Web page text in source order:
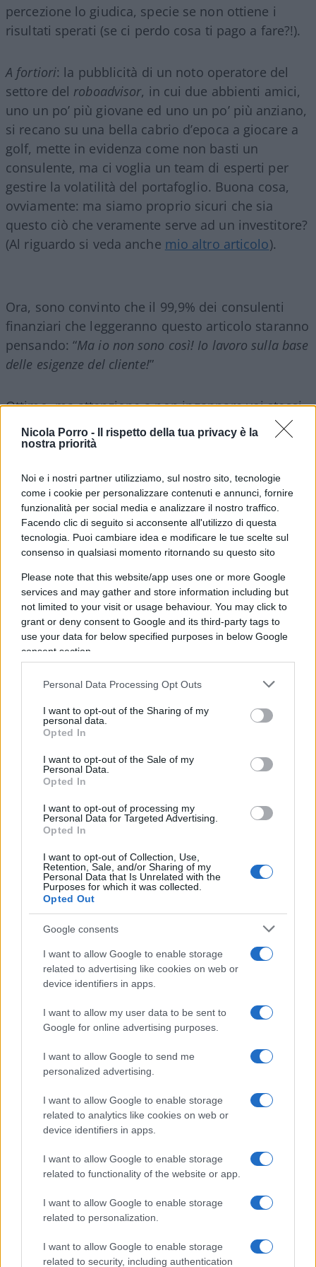
Nicola Porro -
Il rispetto della tua privacy è la
nostra priorità
Noi e i nostri partner utilizziamo, sul nostro sito, tecnologie
come i cookie per personalizzare contenuti e annunci, fornire
funzionalità per social media e analizzare il nostro traffico.
Facendo clic di seguito si acconsente all'utilizzo di questa
tecnologia. Puoi cambiare idea e modificare le tue scelte sul
consenso in qualsiasi momento ritornando su questo sito
Please note that this website/app uses one or more Google
services and may gather and store information including but
not limited to your visit or usage behaviour. You may click to
grant or deny consent to Google and its third-party tags to
use your data for below specified purposes in below Google
consent section.
Personal Data Processing Opt Outs
I want to opt-out of the Sharing of my
personal data.
Opted In
I want to opt-out of the Sale of my
Personal Data.
Opted In
I want to opt-out of processing my
Personal Data for Targeted Advertising.
Opted In
I want to opt-out of Collection, Use,
Retention, Sale, and/or Sharing of my
Personal Data that Is Unrelated with the
Purposes for which it was collected.
Opted Out
Google consents
I want to allow Google to enable storage
related to advertising like cookies on web or
device identifiers in apps.
I want to allow my user data to be sent to
Google for online advertising purposes.
I want to allow Google to send me
personalized advertising.
I want to allow Google to enable storage
related to analytics like cookies on web or
device identifiers in apps.
I want to allow Google to enable storage
related to functionality of the website or app.
I want to allow Google to enable storage
related to personalization.
I want to allow Google to enable storage
related to security, including authentication
percezione lo giudica, specie se non ottiene i
risultati sperati (se ci perdo cosa ti pago a fare?!).
A fortiori: la pubblicità di un noto operatore del
settore del roboadvisor, in cui due abbienti amici,
uno un po’ più giovane ed uno un po’ più anziano,
si recano su una bella cabrio d’epoca a giocare a
golf, mette in evidenza come non basti un
consulente, ma ci voglia un team di esperti per
gestire la volatilità del portafoglio. Buona cosa,
ovviamente: ma siamo proprio sicuri che sia
questo ciò che veramente serve ad un investitore?
(Al riguardo si veda anche mio altro articolo).
Ora, sono convinto che il 99,9% dei consulenti
finanziari che leggeranno questo articolo staranno
pensando: “Ma io non sono così! Io lavoro sulla base
delle esigenze del cliente!”
Ottimo, ma attenzione a non ingannare voi stessi,
ovvero ad utilizzare una comunicazione non
coerente con quanto ritenete di essere. Ad
di consulenti vedo sui social che “inneggiano” alla
bellezza dei rimbalzi di borsa dopo le crisi –
l’ultimo, e a mio avviso più emblematico, propone
il boom dello SP500 dopo la spagnola del 1918-
1920, come se il mondo di oggi potesse essere
paragonato,d’emblée,a quello di 100 anni fa. E,
comunque, dopo il 1920, oltre al boom dello
SP500 c’è stato anche un certo ventennio
caratterizzato da totalitarismi, eccidi, ed una
seconda guerra mondiale. Direi che è meglio non
pensare che le Borse mondiali si
riprenderanno è lecito; e tutti speriamo che
avvenga al più presto
Così come è lecito, anzi
l’emotivitàdei clienti per evitare vendite dettate
dal panico; ed ancora, indicare ai clienti che
tramite un investimento graduale
sfruttare i momenti di volatilità dei mercati deve
essere considerato, a mio avviso, un
suggerimento saggio.
Ma non cadete nella tentazione di voler diventare
dei piccoli Warren Buffet (che di cantonate ne ha
prese anche lui) altrimenti la percezione che di voi
avrà il cliente sarà appunto quella di tipo sub a),
con tutte le conseguenze del caso.
contenuto della consulenza secondo la logica sub
b). Riprendendo Gardenal e Rigoni:
agli investitori, che supporta il cliente in scelte
complesse, può essere maggiore di quello di una
consulenza d’investimenti, che persegue extra-
rendimenti, è un compito difficile”